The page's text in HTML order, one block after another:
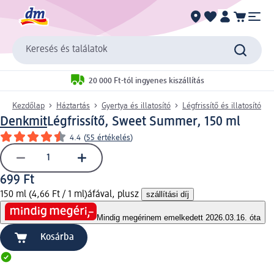
Keresés és találatok
20 000 Ft-tól ingyenes kiszállítás
Kezdőlap Háztartás Gyertya és illatosító Légfrissítő és illatosító
DenkmitLégfrissítő, Sweet Summer, 150 ml
4.4 (55 értékelés)
699 Ft
150 ml (4,66 Ft / 1 ml)áfával, plusz szállítási díj
Mindig megérinem emelkedett 2026.03.16. óta
Kosárba